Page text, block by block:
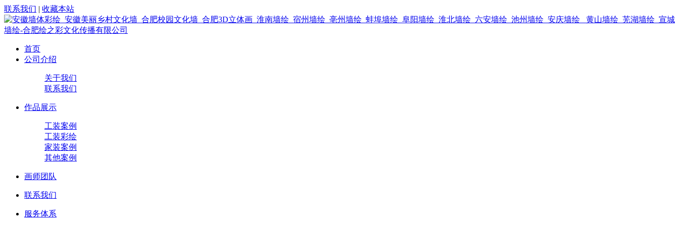
联系我们 | 收藏本站
首页
公司介绍
关于我们
联系我们
作品展示
工装案例
工装彩绘
家装案例
其他案例
画师团队
联系我们
服务体系